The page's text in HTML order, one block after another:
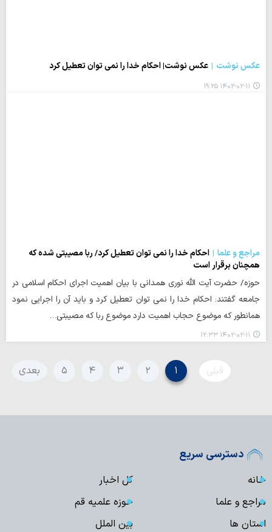
عکس نوشت عکس نوشت| احکام خدا را نمی توان تعطیل کرد
۱۴۰۲-۰۲-۱۱ ۱۹:۲۵
مراجع و علما
احکام خدا را نمی توان تعطیل کرد/ ربا مصیبتی شده که
همچنان برقرار است
حوزه/ حضرت آیت الله نوری همدانی با بیان اهمیت اجرای احکام اسلامی در
جامعه گفتند: احکام خدا را نمی توان تعطیل کرد و باید آن را اجرایی نمود
همانطور که موضوع حجاب اهمیت دارد موضوع ربا که مصیبتی…
۱۴۰۲-۰۲-۱۱ ۱۲:۳۳
قبلی ۱ ۲ ۳ ۴ ۵ بعدی
دسترسی سریع
خانه
کل اخبار
مراجع و علما
حوزه علمیه قم
استان ها
بین الملل